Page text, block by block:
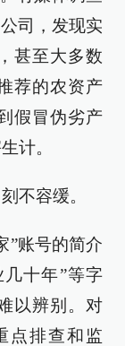
司，发现实
甚至大多数
荐的农资产
假冒伪劣产
计。
不容缓。
”账号的简介
几十年”等字
以辨别。对
点排查和监